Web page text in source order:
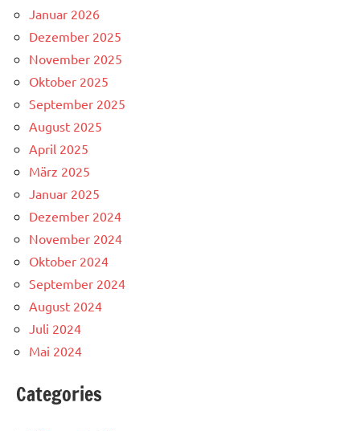
Januar 2026
Dezember 2025
November 2025
Oktober 2025
September 2025
August 2025
April 2025
März 2025
Januar 2025
Dezember 2024
November 2024
Oktober 2024
September 2024
August 2024
Juli 2024
Mai 2024
Categories